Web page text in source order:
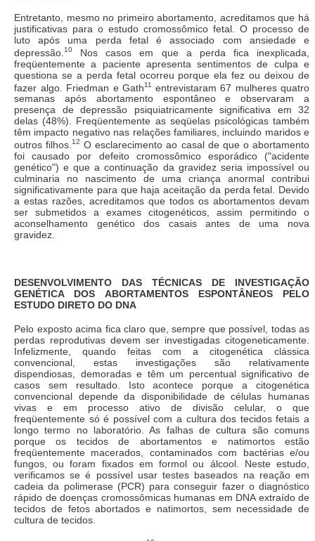
Entretanto, mesmo no primeiro abortamento, acreditamos que há
justificativas para o estudo cromossômico fetal. O processo de
luto após uma perda fetal é associado com ansiedade e
depressão. 10
Nos casos em que a perda fica inexplicada,
freqüentemente a paciente apresenta sentimentos de culpa e
questiona se a perda fetal ocorreu porque ela fez ou deixou de
fazer algo. Friedman e Gath11 entrevistaram 67 mulheres quatro
semanas após abortamento espontâneo e observaram a
presença de depressão psiquiatricamente significativa em 32
delas (48%). Freqüentemente as seqüelas psicológicas também
têm impacto negativo nas relações familiares, incluindo maridos e
outros filhos.12 O esclarecimento ao casal de que o abortamento
foi causado por defeito cromossômico esporádico ("acidente
genético") e que a continuação da gravidez seria impossível ou
culminaria no nascimento de uma criança anormal contribui
significativamente para que haja aceitação da perda fetal. Devido
a estas razões, acreditamos que todos os abortamentos devam
ser submetidos a exames citogenéticos, assim permitindo o
aconselhamento genético dos casais antes de uma nova
gravidez.
DESENVOLVIMENTO DAS TÉCNICAS DE INVESTIGAÇÃO
GENÉTICA DOS ABORTAMENTOS ESPONTÂNEOS PELO
ESTUDO DIRETO DO DNA
Pelo exposto acima fica claro que, sempre que possível, todas as
perdas reprodutivas devem ser investigadas citogeneticamente.
Infelizmente, quando feitas com a citogenética clássica
convencional, estas investigações são relativamente
dispendiosas, demoradas e têm um percentual significativo de
casos sem resultado. Isto acontece porque a citogenética
convencional depende da disponibilidade de células humanas
vivas e em processo ativo de divisão celular, o que
freqüentemente só é possível com a cultura dos tecidos fetais a
longo termo no laboratório. As falhas de cultura são comuns
porque os tecidos de abortamentos e natimortos estão
freqüentemente macerados, contaminados com bactérias e/ou
fungos, ou foram fixados em formol ou álcool. Neste estudo,
verificamos se é possível usar testes baseados na reação em
cadeia da polimerase (PCR) para conseguir fazer o diagnóstico
rápido de doenças cromossômicas humanas em DNA extraído de
tecidos de fetos abortados e natimortos, sem necessidade de
cultura de tecidos.